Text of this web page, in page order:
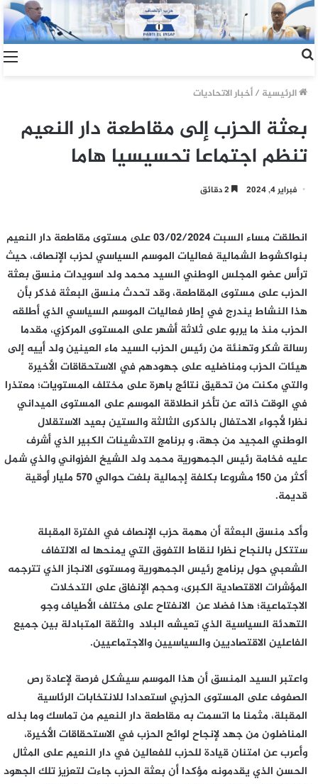
الرئيسية /أخبار الاتحاديات
بعثة الحزب إلى مقاطعة دار النعيم
تنظم اجتماعا تحسيسيا هاما
فبراير 4, 2024
انطلقت مساء السبت 03/02/2024 على مستوى مقاطعة دار النعيم
بنواكشوط الشمالية فعاليات الموسم السياسي لحزب الإنصاف، حيث
ترأس عضو المجلس الوطني السيد محمد ولد اسويدات منسق بعثة
الحزب على مستوى المقاطعة، وقد تحدث منسق البعثة فذكر بأن
هذا النشاط يندرج في إطار فعاليات الموسم السياسي الذي أطلقه
الحزب منذ ما يربو على ثلاثة أشهر على المستوى المركزي، مقدما
رسالة شكر وتهنئة من رئيس الحزب السيد ماء العينين ولد أييه إلى
هيئات الحزب ومناضليه على جهودهم في الاستحقاقات الأخيرة
والتي مكنت من تحقيق نتائج باهرة على مختلف المستويات؛ معتذرا
في الوقت ذاته عن تأخر انطلاقة الموسم على المستوى الميداني
نظرا لأجواء الاحتفال بالذكرى الثالثة والستين بعيد الاستقلال
الوطني المجيد من جهة، و برنامج التدشينات الكبير الذي أشرف
عليه فخامة رئيس الجمهورية محمد ولد الشيخ الغزواني والذي شمل
أكثر من 150 مشروعا بكلفة إجمالية بلغت حوالي 570 مليار أوقية
قديمة.
وأكد منسق البعثة أن مهمة حزب الإنصاف في الفترة المقبلة
ستتكل بالنجاح نظرا لنقاط التفوق التي يمنحها له الالتفاف
الشعبي حول برنامج رئيس الجمهورية ومستوى الانجاز الذي تترجمه
المؤشرات الاقتصادية الكبرى، وحجم الإنفاق على التدخلات
الاجتماعية؛ هذا فضلا عن الانفتاح على مختلف الأطياف وجو
التهدئة السياسية الذي تعيشه البلاد والثقة المتبادلة بين جميع
الفاعلين الاقتصاديين والسياسيين والاجتماعيين.
واعتبر السيد المنسق أن هذا الموسم سيشكل فرصة لإعادة رص
الصفوف على المستوى الحزبي استعدادا للانتخابات الرئاسية
المقبلة، مثمنا ما اتسمت به مقاطعة دار النعيم من تماسك وما بذله
المناضلون من جهد لإنجاح لوائح الحزب في الاستحقاقات الأخيرة،
وأعرب عن امتنان قيادة للحزب للفعالين في دار النعيم على المثال
الحسن الذي يقدمونه مؤكدا أن بعثة الحزب جاءت لتعزيز تلك الجهود